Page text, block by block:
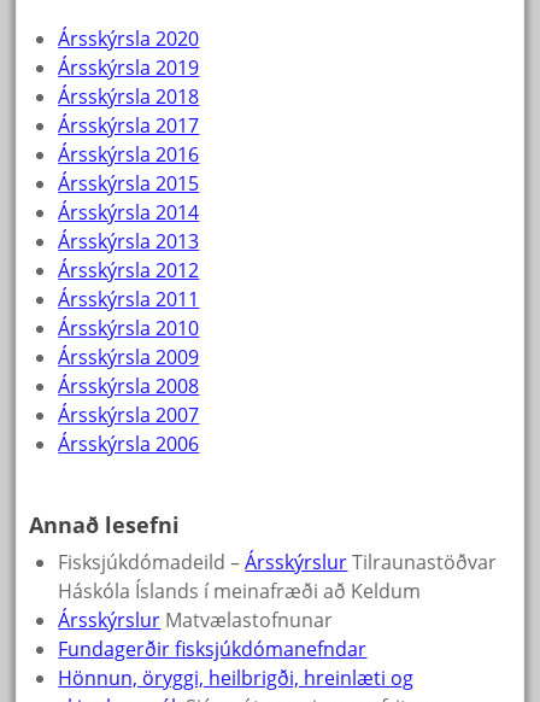
Ársskýrsla 2020
Ársskýrsla 2019
Ársskýrsla 2018
Ársskýrsla 2017
Ársskýrsla 2016
Ársskýrsla 2015
Ársskýrsla 2014
Ársskýrsla 2013
Ársskýrsla 2012
Ársskýrsla 2011
Ársskýrsla 2010
Ársskýrsla 2009
Ársskýrsla 2008
Ársskýrsla 2007
Ársskýrsla 2006
Annað lesefni
Fisksjúkdómadeild –ÁrsskýrslurTilraunastöðvar
Háskóla Íslands í meinafræði að Keldum
Ársskýrslur Matvælastofnunar
Fundagerðir fisksjúkdómanefndar
Hönnun, öryggi, heilbrigði, hreinlæti og